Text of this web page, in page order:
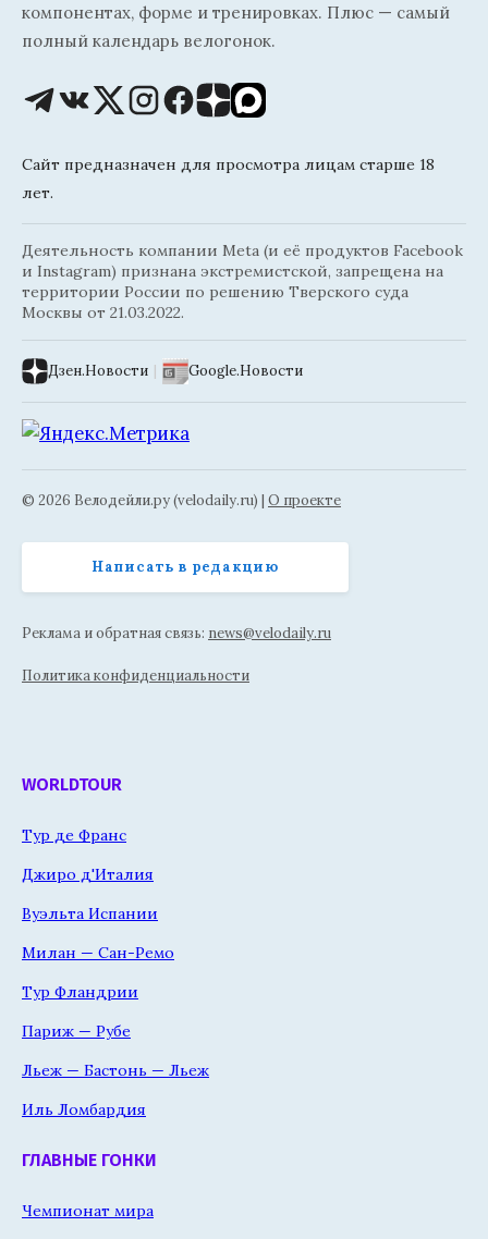
компонентах, форме и тренировках. Плюс — самый
полный календарь велогонок.
Сайт предназначен для просмотра лицам старше 18
лет.
Деятельность компании Meta (и её продуктов Facebook
и Instagram) признана экстремистской, запрещена на
территории России по решению Тверского суда
Москвы от 21.03.2022.
Дзен.Новости | Google.Новости
© 2026 Велодейли.ру (velodaily.ru) | О проекте
Написать в редакцию
Реклама и обратная связь: news@velodaily.ru
Политика конфиденциальности
WORLDTOUR
Тур де Франс
Джиро д'Италия
Вуэльта Испании
Милан — Сан-Ремо
Тур Фландрии
Париж — Рубе
Льеж — Бастонь — Льеж
Иль Ломбардия
ГЛАВНЫЕ ГОНКИ
Чемпионат мира